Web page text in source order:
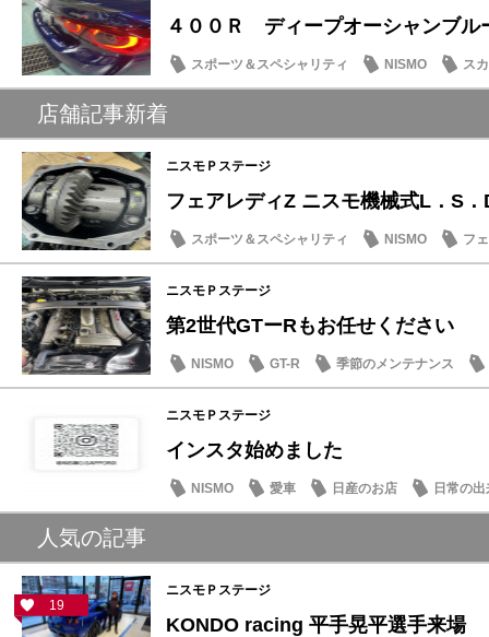
４００Ｒ ディープオーシャンブ
スポーツ＆スペシャリティ NISMO
ス
愛車
店舗記事新着
ニスモＰステージ
フェアレディZ ニスモ機械式L．S．
スポーツ＆スペシャリティ NISMO
フ
季節のメンテナンス
ニスモＰステージ
第2世代GTーRもお任せください
NISMO GT-R 季節のメンテナンス
ニスモＰステージ
インスタ始めました
NISMO 愛車 日産のお店 日常の
人気の記事
19
ニスモＰステージ
KONDO racing 平手晃平選手来場